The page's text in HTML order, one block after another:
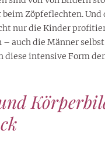
Zöpfeflechten. Und
nur die Kinder
auch die Männer
diese intensive Form